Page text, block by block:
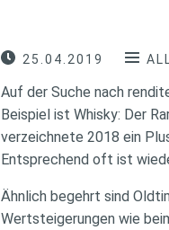
25.04.2019
Auf der Suche nach
Beispiel ist Whisky: Der
verzeichnete 2018 ein
Entsprechend oft ist
Ähnlich begehrt sind
Wertsteigerungen wie